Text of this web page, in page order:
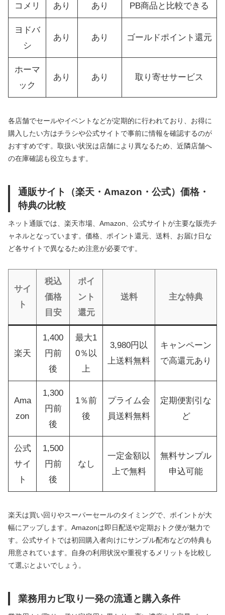
コメリ あり あり PB商品と比較できる
ヨドバ
シ
あり あり ゴールドポイント還元
ホーマ
ック
あり あり 取り寄せサービス
各店舗でセールやイベントなどが定期的に行われており、お得に
購入したい方はチラシや公式サイトで事前に情報を確認するのが
おすすめです。取扱い状況は店舗により異なるため、近隣店舗へ
の在庫確認も役立ちます。
通販サイト（楽天・Amazon・公式）価格・
特典の比較
ネット通販では、楽天市場、Amazon、公式サイトが主要な販売チ
ャネルとなっています。価格、ポイント還元、送料、お届け日な
ど各サイトで異なるため注意が必要です。
サイ
ト
税込
価格
目安
ポイ
ント
還元
送料 主な特典
楽天
1,400
円前
後
最大1
0％以
上
3,980円以
上送料無料
キャンペーン
で高還元あり
Ama
zon
1,300
円前
後
1％前
後
プライム会
員送料無料
定期便割引な
ど
公式
サイ
ト
1,500
円前
後
なし
一定金額以
上で無料
無料サンプル
申込可能
楽天は買い回りやスーパーセールのタイミングで、ポイントが大
幅にアップします。Amazonは即日配送や定期おトク便が魅力で
す。公式サイトでは初回購入者向けにサンプル配布などの特典も
用意されています。自身の利用状況や重視するメリットを比較し
て選ぶとよいでしょう。
業務用カビ取り一発の流通と購入条件